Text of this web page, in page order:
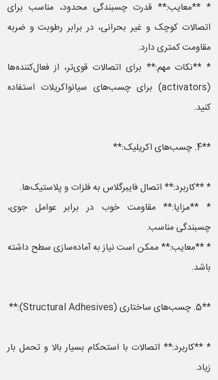
* **معایب:** قدرت چسبندگی محدود، مناسب برای
اتصالات کوچک و غیر بحرانی، در برابر رطوبت و ضربه
مقاومت کمتری دارد.
* **نکات مهم:** برای اتصالات قوی‌تر، از فعال‌کننده‌ها
(activators) برای چسب‌های سیانواکریلات استفاده
کنید.
**4. چسب‌های اکریلیک:**
* **کاربرد:** اتصال فایبرگلاس به فلزات و پلاستیک‌ها.
* **مزایا:** مقاومت خوب در برابر عوامل جوی،
چسبندگی مناسب.
* **معایب:** ممکن است نیاز به آماده‌سازی سطح داشته
باشد.
**5. چسب‌های ساختاری (Structural Adhesives):**
* **کاربرد:** اتصالات با استحکام بسیار بالا و تحمل بار
زیاد.